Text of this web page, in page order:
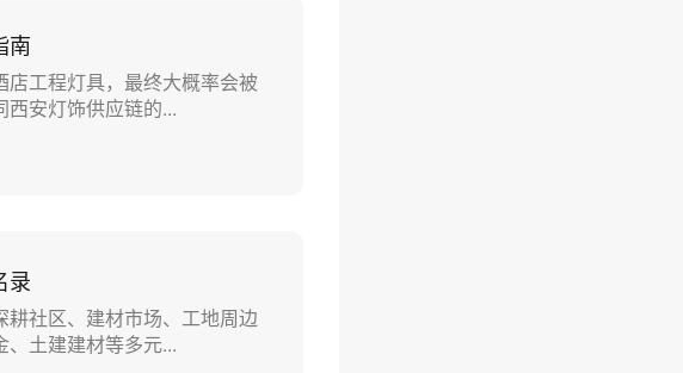
南
工程灯具，最终大概率会被
安灯饰供应链的...
录
社区、建材市场、工地周边
土建建材等多元...